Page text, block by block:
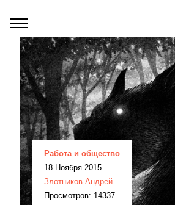
Работа и общество
18 Ноября 2015
Злотников Андрей
Просмотров: 14337